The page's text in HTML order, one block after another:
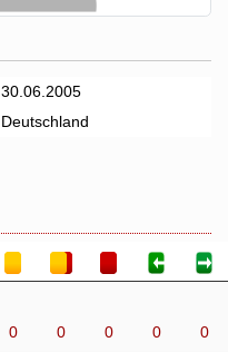
30.06.2005
Deutschland
0 0 0 0 0